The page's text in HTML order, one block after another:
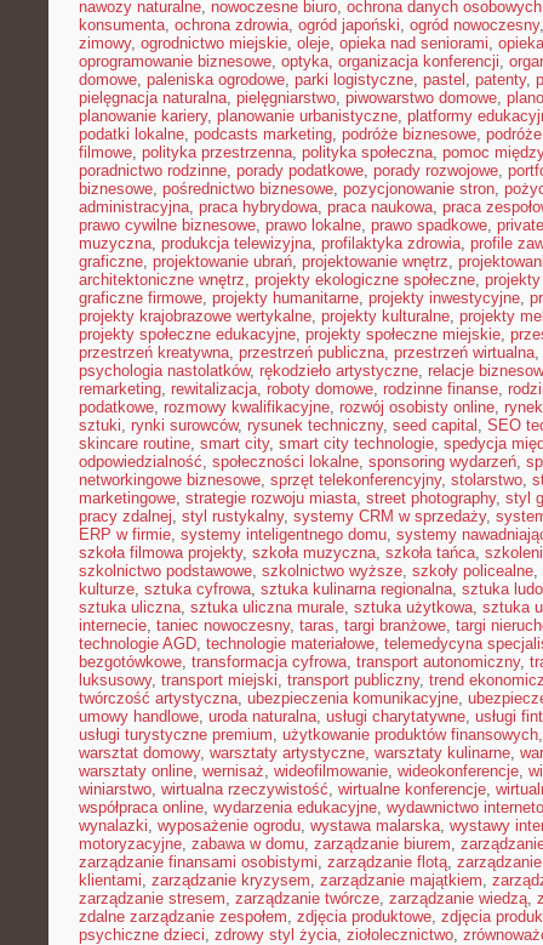
nawozy naturalne, nowoczesne biuro, ochrona danych osobowych
konsumenta, ochrona zdrowia, ogród japoński, ogród nowoczesny
zimowy, ogrodnictwo miejskie, oleje, opieka nad seniorami,
oprogramowanie biznesowe, optyka, organizacja konferencji,
domowe, paleniska ogrodowe, parki logistyczne, pastel , patenty,
pielęgnacja naturalna, pielęgniarstwo, piwowarstwo domowe,
planowanie kariery, planowanie urbanistyczne, platformy
podatki lokalne, podcasts marketing, podróże biznesowe,
filmowe, polityka przestrzenna, polityka społeczna, pomoc
poradnictwo rodzinne, porady podatkowe, porady rozwojowe,
biznesowe, pośrednictwo biznesowe, pozycjonowanie stron,
administracyjna, praca hybrydowa, praca naukowa, praca
prawo cywilne biznesowe, prawo lokalne, prawo spadkowe,
muzyczna, produkcja telewizyjna, profilaktyka zdrowia, profile
graficzne, projektowanie ubrań, projektowanie wnętrz,
architektoniczne wnętrz, projekty ekologiczne społeczne,
graficzne firmowe, projekty humanitarne, projekty inwestycyjne,
projekty krajobrazowe wertykalne, projekty kulturalne, projekty
projekty społeczne edukacyjne, projekty społeczne miejskie,
przestrzeń kreatywna, przestrzeń publiczna, przestrzeń wirtualna,
psychologia nastolatków, rękodzieło artystyczne, relacje
remarketing, rewitalizacja, roboty domowe, rodzinne finanse,
podatkowe, rozmowy kwalifikacyjne, rozwój osobisty online,
sztuki, rynki surowców, rysunek techniczny, seed capital , SEO
skincare routine, smart city, smart city technologie, spedycja
odpowiedzialność, społeczności lokalne, sponsoring wydarzeń,
networkingowe biznesowe, sprzęt telekonferencyjny, stolarstwo,
marketingowe, strategie rozwoju miasta, street photography, styl
pracy zdalnej, styl rustykalny, systemy CRM w sprzedaży,
ERP w firmie, systemy inteligentnego domu, systemy
szkoła filmowa projekty, szkoła muzyczna, szkoła tańca,
szkolnictwo podstawowe, szkolnictwo wyższe, szkoły policealne,
kulturze, sztuka cyfrowa, sztuka kulinarna regionalna, sztuka
sztuka uliczna, sztuka uliczna murale, sztuka użytkowa, sztuka
internecie, taniec nowoczesny, taras, targi branżowe, targi
technologie AGD, technologie materiałowe, telemedycyna
bezgotówkowe, transformacja cyfrowa, transport autonomiczny,
luksusowy, transport miejski, transport publiczny, trend
twórczość artystyczna, ubezpieczenia komunikacyjne,
umowy handlowe, uroda naturalna, usługi charytatywne, usługi
usługi turystyczne premium, użytkowanie produktów finansowych
warsztat domowy, warsztaty artystyczne, warsztaty kulinarne,
warsztaty online, wernisaż, wideofilmowanie, wideokonferencje,
winiarstwo, wirtualna rzeczywistość, wirtualne konferencje,
współpraca online, wydarzenia edukacyjne, wydawnictwo
wynalazki, wyposażenie ogrodu, wystawa malarska, wystawy
motoryzacyjne, zabawa w domu, zarządzanie biurem,
zarządzanie finansami osobistymi, zarządzanie flotą,
klientami, zarządzanie kryzysem, zarządzanie majątkiem,
zarządzanie stresem, zarządzanie twórcze, zarządzanie wiedzą,
zdalne zarządzanie zespołem, zdjęcia produktowe, zdjęcia
psychiczne dzieci, zdrowy styl życia, ziołolecznictwo,